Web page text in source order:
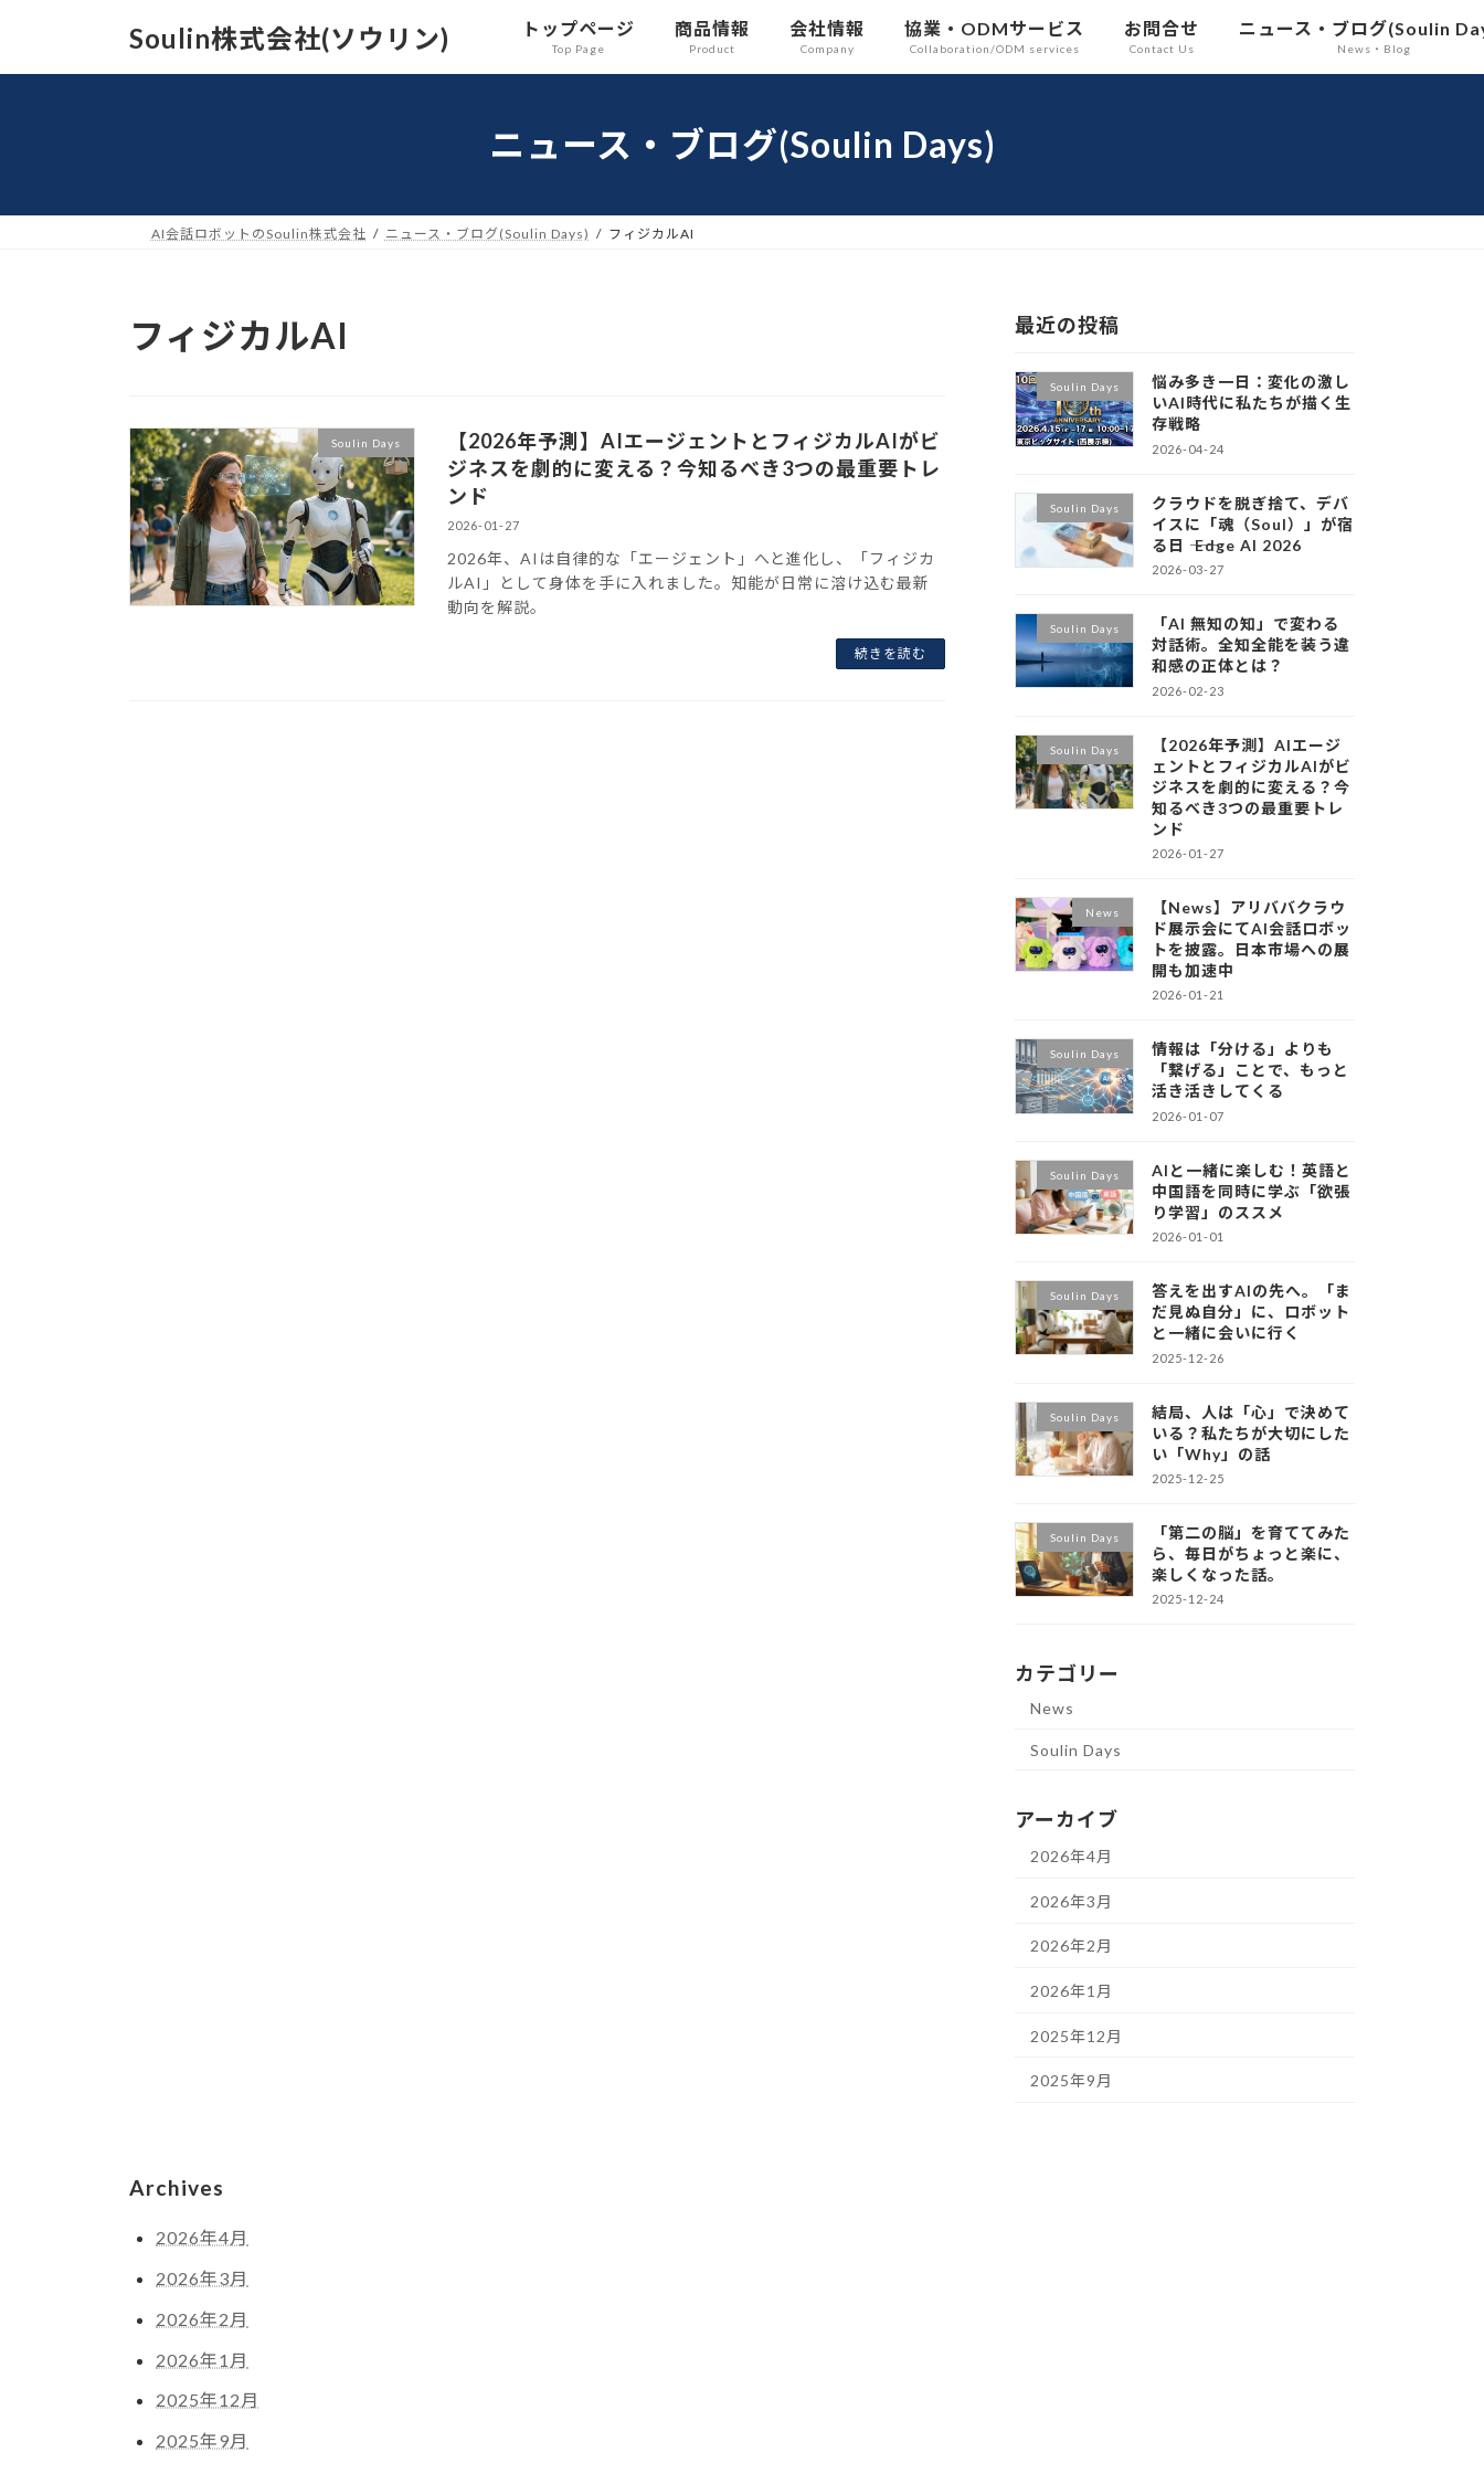
Soulin株式会社(ソウリン) トップページ
Top Page
商品情報
Product
会社情報
Company
協業・ODMサービス
Collaboration/ODM services
お問合せ
Contact Us
ニュース・ブログ(Soulin
News・Blog
ニュース・ブログ(Soulin Days)
AI会話ロボットのSoulin株式会社 ニュース・ブログ(Soulin Days) フィジカルAI
フィジカルAI
Soulin Days
【2026年予測】AIエージェントとフィジカルAIがビ
ジネスを劇的に変える？今知るべき3つの最重要トレ
ンド
2026-01-27
2026年、AIは自律的な「エージェント」へと進化し、「フィジカ
ルAI」として身体を手に入れました。知能が日常に溶け込む最新
動向を解説。
続きを読む
最近の投稿
Soulin Days
悩み多き一日：変化の激し
いAI時代に私たちが描く生
存戦略
2026-04-24
Soulin Days
クラウドを脱ぎ捨て、デバ
イスに「魂（Soul）」が宿
る日 ―― Edge AI 2026
2026-03-27
Soulin Days
「AI 無知の知」で変わる
対話術。全知全能を装う違
和感の正体とは？
2026-02-23
Soulin Days
【2026年予測】AIエージ
ェントとフィジカルAIがビ
ジネスを劇的に変える？今
知るべき3つの最重要トレ
ンド
2026-01-27
News
【News】アリババクラウ
ド展示会にてAI会話ロボッ
トを披露。日本市場への展
開も加速中
2026-01-21
Soulin Days
情報は「分ける」よりも
「繋げる」ことで、もっと
活き活きしてくる
2026-01-07
Soulin Days
AIと一緒に楽しむ！英語と
中国語を同時に学ぶ「欲張
り学習」のススメ
2026-01-01
Soulin Days
答えを出すAIの先へ。「ま
だ見ぬ自分」に、ロボット
と一緒に会いに行く
2025-12-26
Soulin Days
結局、人は「心」で決めて
いる？私たちが大切にした
い「Why」の話
2025-12-25
Soulin Days
「第二の脳」を育ててみた
ら、毎日がちょっと楽に、
楽しくなった話。
2025-12-24
カテゴリー
News
Soulin Days
アーカイブ
2026年4月
2026年3月
2026年2月
2026年1月
2025年12月
2025年9月
Archives
2026年4月
2026年3月
2026年2月
2026年1月
2025年12月
2025年9月